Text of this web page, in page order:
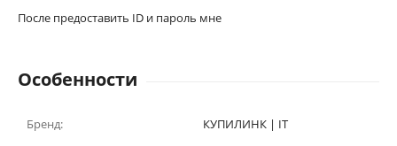
После предоставить ID и пароль мне
Особенности
Бренд: КУПИЛИНК | IT